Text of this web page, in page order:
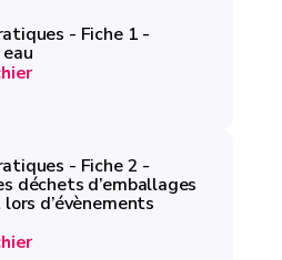
- Fiche 1 -
- Fiche 2 -
déchets d’emballages
d’évènements